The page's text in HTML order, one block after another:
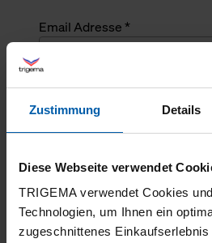
Zustimmung Details
Diese Webseite verwendet
TRIGEMA verwendet Cookies
Technologien, um Ihnen ein
zugeschnittenes Einkaufserlebnis
Email Adresse *
Angefragte Menge *
Mehrzeiliger Text